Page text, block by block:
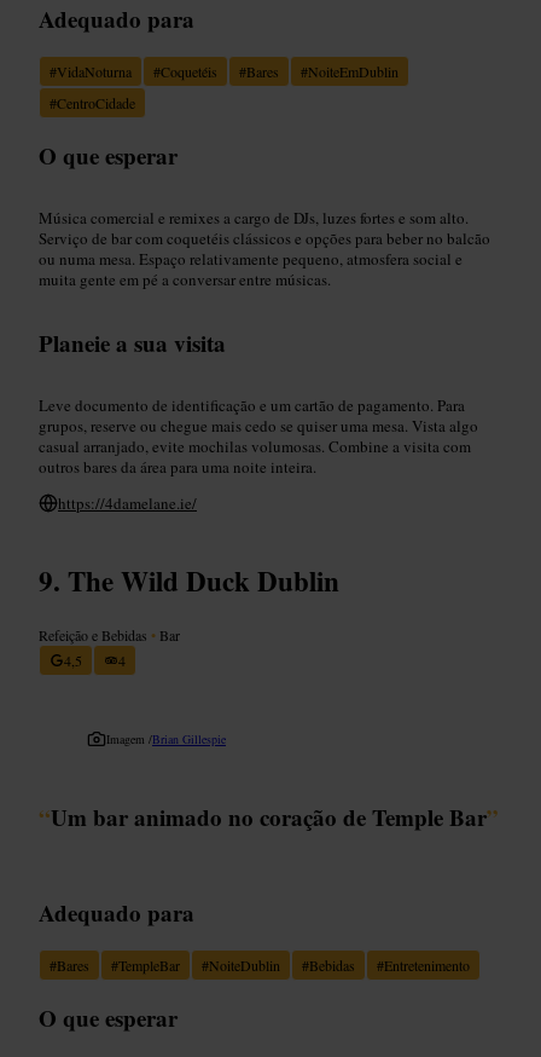
Adequado para
#VidaNoturna #Coquetéis #Bares #NoiteEmDublin
#CentroCidade
O que esperar
Música comercial e remixes a cargo de DJs, luzes fortes e som alto.
Serviço de bar com coquetéis clássicos e opções para beber no balcão
ou numa mesa. Espaço relativamente pequeno, atmosfera social e
muita gente em pé a conversar entre músicas.
Planeie a sua visita
Leve documento de identificação e um cartão de pagamento. Para
grupos, reserve ou chegue mais cedo se quiser uma mesa. Vista algo
casual arranjado, evite mochilas volumosas. Combine a visita com
outros bares da área para uma noite inteira.
https://4damelane.ie/
The Wild Duck Dublin
Refeição e Bebidas • Bar
4,5
4
Imagem /Brian Gillespie
“Um bar animado no coração de Temple Bar”
Adequado para
#Bares #TempleBar #NoiteDublin #Bebidas #Entretenimento
O que esperar